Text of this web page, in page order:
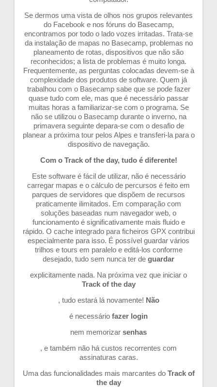
Se dermos uma vista de olhos nos grupos relevantes
do Facebook e nos fóruns do Basecamp,
encontramos por todo o lado vozes irritadas. Trata-se
da instalação de mapas no Basecamp, problemas no
planeamento de rotas, dispositivos que não são
reconhecidos; a lista de problemas é muito longa.
Frequentemente, as perguntas colocadas devem-se à
complexidade dos produtos de software. Quem já
trabalhou com o Basecamp sabe que se pode fazer
quase tudo com ele, mas que é necessário passar
muitas horas a familiarizar-se com o programa. Se
não se utilizou o Basecamp durante o inverno, na
primavera seguinte depara-se com o desafio de
planear a próxima tour pelos Alpes e transferi-la para o
dispositivo de navegação.
Com o Track of the day, tudo é diferente!
Este software é fácil de utilizar, não é necessário
carregar mapas e o cálculo de percursos é feito em
parques de servidores que dispõem de recursos
praticamente ilimitados. Em comparação com
soluções baseadas num navegador web, o
funcionamento é significativamente mais fluido e
rápido. O cache integrado para ficheiros GPX contribui
especialmente para isso. É possível guardar vários
trilhos e tours em paralelo e editá-los conforme
desejado, tudo sem nunca ter de guardar
explicitamente nada. Na próxima vez que iniciar o
Track of the day
, tudo estará lá novamente! Não
é necessário fazer login
nem memorizar senhas
, e também não há custos recorrentes com
assinaturas caras.
Uma das funcionalidades mais marcantes do Track of
the day